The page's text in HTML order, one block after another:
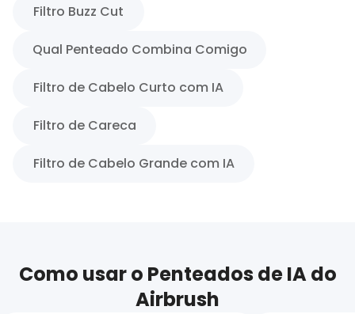
Filtro Buzz Cut
Qual Penteado Combina Comigo
Filtro de Cabelo Curto com IA
Filtro de Careca
Filtro de Cabelo Grande com IA
Como usar o Penteados de IA do
Airbrush